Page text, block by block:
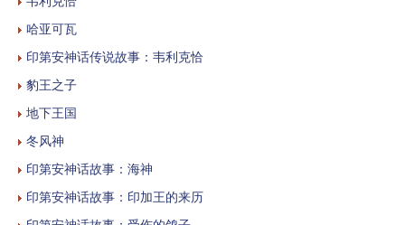
哈亚可瓦
印第安神话传说故事：韦利克恰
豹王之子
地下王国
冬风神
印第安神话故事：海神
印第安神话故事：印加王的来历